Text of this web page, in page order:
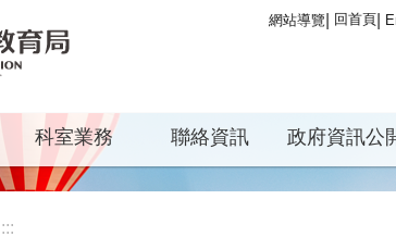
網站導覽 回首頁
科室業務 聯絡資訊 政府資訊公
:::